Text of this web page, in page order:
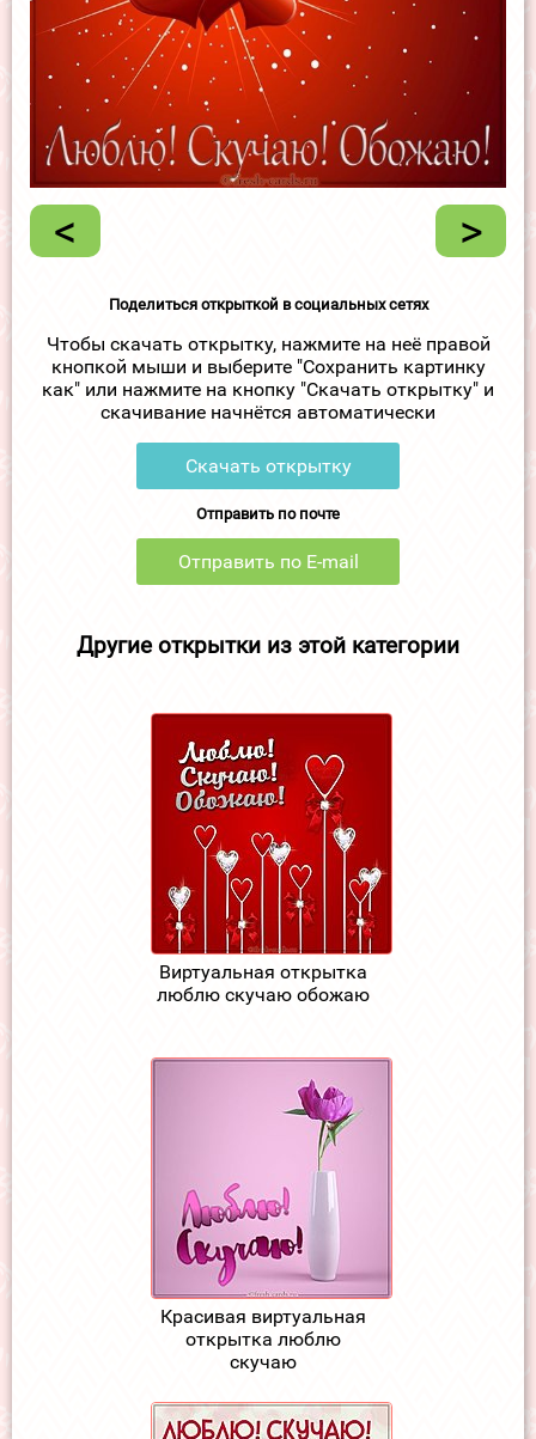
< >
Поделиться открыткой в социальных сетях
Чтобы скачать открытку, нажмите на неё правой
кнопкой мыши и выберите "Сохранить картинку
как" или нажмите на кнопку "Скачать открытку" и
скачивание начнётся автоматически
Скачать открытку
Отправить по почте
Отправить по E-mail
Другие открытки из этой категории
Виртуальная открытка
люблю скучаю обожаю
Красивая виртуальная
открытка люблю
скучаю